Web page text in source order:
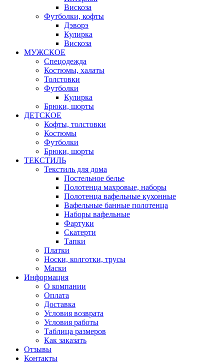
Вискоза
Футболки, кофты
Дэворэ
Кулирка
Вискоза
МУЖСКОЕ
Спецодежда
Костюмы, халаты
Толстовки
Футболки
Кулирка
Брюки, шорты
ДЕТСКОЕ
Кофты, толстовки
Костюмы
Футболки
Брюки, шорты
ТЕКСТИЛЬ
Текстиль для дома
Постельное белье
Полотенца махровые, наборы
Полотенца вафельные кухонные
Вафельные банные полотенца
Наборы вафельные
Фартуки
Скатерти
Тапки
Платки
Носки, колготки, трусы
Маски
Информация
О компании
Оплата
Доставка
Условия возврата
Условия работы
Таблица размеров
Как заказать
Отзывы
Контакты